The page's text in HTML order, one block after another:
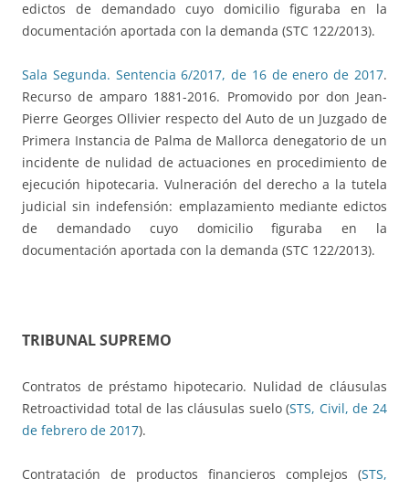
edictos de demandado cuyo domicilio figuraba en la
documentación aportada con la demanda (STC 122/2013).
Sala Segunda. Sentencia 6/2017, de 16 de enero de 2017.
Recurso de amparo 1881-2016. Promovido por don Jean-
Pierre Georges Ollivier respecto del Auto de un Juzgado de
Primera Instancia de Palma de Mallorca denegatorio de un
incidente de nulidad de actuaciones en procedimiento de
ejecución hipotecaria. Vulneración del derecho a la tutela
judicial sin indefensión: emplazamiento mediante edictos
de demandado cuyo domicilio figuraba en la
documentación aportada con la demanda (STC 122/2013).
TRIBUNAL SUPREMO
Contratos de préstamo hipotecario. Nulidad de cláusulas
Retroactividad total de las cláusulas suelo (STS, Civil, de 24
de febrero de 2017).
Contratación de productos financieros complejos (STS,